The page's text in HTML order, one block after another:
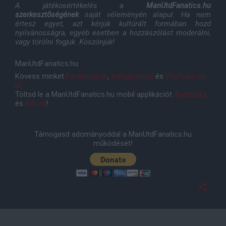
A játékosértékelés a ManUtdFanatics.hu
szerkesztõségéneksaját véleményén alapul. Ha nem
értesz egyet, azt kérjük kultúrált formában hozd
nyilvánosságra, egyéb esetben a hozzászólást moderálni,
vagy törölni fogjuk. Köszönjük!
ManUtdFanatics.hu
Kövess minket Facebookon, Instagramon és YouTube-on
is!
Töltsd le a ManUtdFanatics.hu mobil applikációt Androidra
és iOS-re!
Támogasd adományoddal a ManUtdFanatics.hu
működését!